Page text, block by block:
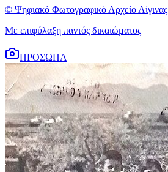
© Ψηφιακό Φωτογραφικό Αρχείο Αίγινας
Με επιφύλαξη παντός δικαιώματος
ΠΡΟΣΩΠΑ